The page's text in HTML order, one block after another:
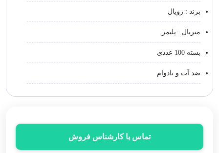
برند : رویال
متریال : پلیمر
بسته 100 عددی
ضد آب و بادوام
تماس با کارشناس فروش